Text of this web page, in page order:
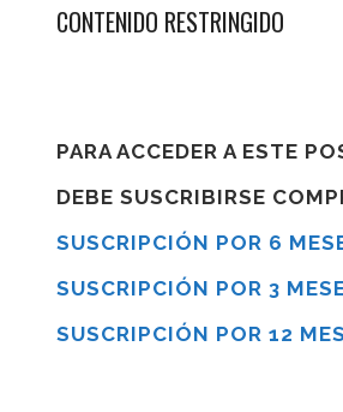
CONTENIDO RESTRINGIDO
PARA ACCEDER A ESTE
DEBE SUSCRIBIRSE
SUSCRIPCIÓN POR 6
SUSCRIPCIÓN POR 3
SUSCRIPCIÓN POR 12